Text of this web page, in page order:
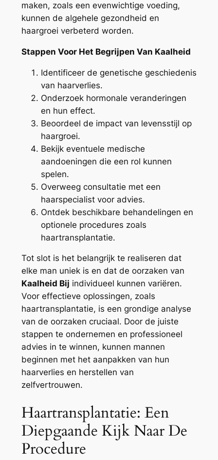
maken, zoals een evenwichtige voeding,
kunnen de algehele gezondheid en
haargroei verbeterd worden.
Stappen Voor Het Begrijpen Van Kaalheid
Identificeer de genetische geschiedenis
van haarverlies.
Onderzoek hormonale veranderingen
en hun effect.
Beoordeel de impact van levensstijl op
haargroei.
Bekijk eventuele medische
aandoeningen die een rol kunnen
spelen.
Overweeg consultatie met een
haarspecialist voor advies.
Ontdek beschikbare behandelingen en
optionele procedures zoals
haartransplantatie.
Tot slot is het belangrijk te realiseren dat
elke man uniek is en dat de oorzaken van
Kaalheid Bij individueel kunnen variëren.
Voor effectieve oplossingen, zoals
haartransplantatie, is een grondige analyse
van de oorzaken cruciaal. Door de juiste
stappen te ondernemen en professioneel
advies in te winnen, kunnen mannen
beginnen met het aanpakken van hun
haarverlies en herstellen van
zelfvertrouwen.
Haartransplantatie: Een
Diepgaande Kijk Naar De
Procedure